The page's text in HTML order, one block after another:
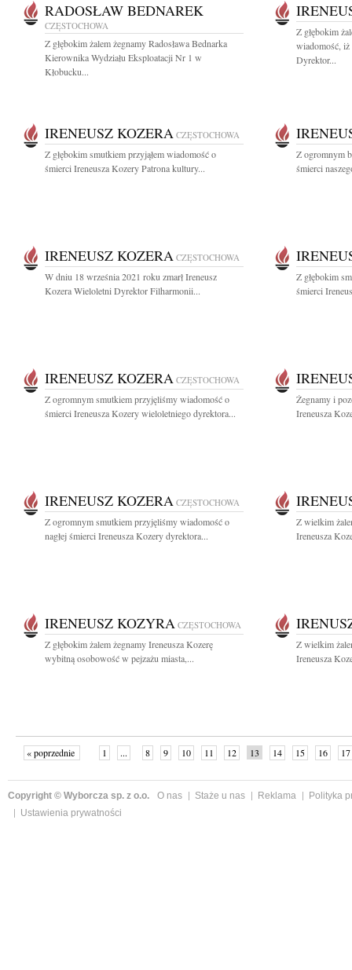
RADOSŁAW BEDNAREK
CZĘSTOCHOWA
Z głębokim żalem żegnamy Radosława Bednarka
Kierownika Wydziału Eksploatacji Nr 1 w
Kłobucku...
Z głębokim
wiadomość, iż
Dyrektor...
IRENEUSZ KOZERA CZĘSTOCHOWA
Z głębokim smutkiem przyjąłem wiadomość o
śmierci Ireneusza Kozery Patrona kultury...
Z ogromnym
śmierci
IRENEUSZ KOZERA CZĘSTOCHOWA
W dniu 18 września 2021 roku zmarł Ireneusz
Kozera Wieloletni Dyrektor Filharmonii...
Z głębokim
śmierci
IRENEUSZ KOZERA CZĘSTOCHOWA
Z ogromnym smutkiem przyjęliśmy wiadomość o
śmierci Ireneusza Kozery wieloletniego dyrektora...
Żegnamy i
Ireneusza
IRENEUSZ KOZERA CZĘSTOCHOWA
Z ogromnym smutkiem przyjęliśmy wiadomość o
nagłej śmierci Ireneusza Kozery dyrektora...
Z wielkim
Ireneusza
IRENEUSZ KOZYRA CZĘSTOCHOWA
Z głębokim żalem żegnamy Ireneusza Kozerę
wybitną osobowość w pejzażu miasta,...
Z wielkim
Ireneusza
« poprzednie 1 ... 8 9 10 11 12 13 14 15 16 17
Copyright © Wyborcza sp. z o.o. O nas Staże u nas Reklama
Polityka
Ustawienia prywatności